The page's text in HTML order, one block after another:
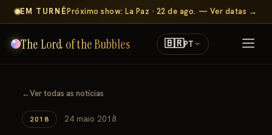
EM TURNÊPróximo show: La Paz · 22 de ago. — Ver datas →
The Lord of the Bubbles 🇧🇷PT
←Ver todas as notícias
2018 24 maio 2018